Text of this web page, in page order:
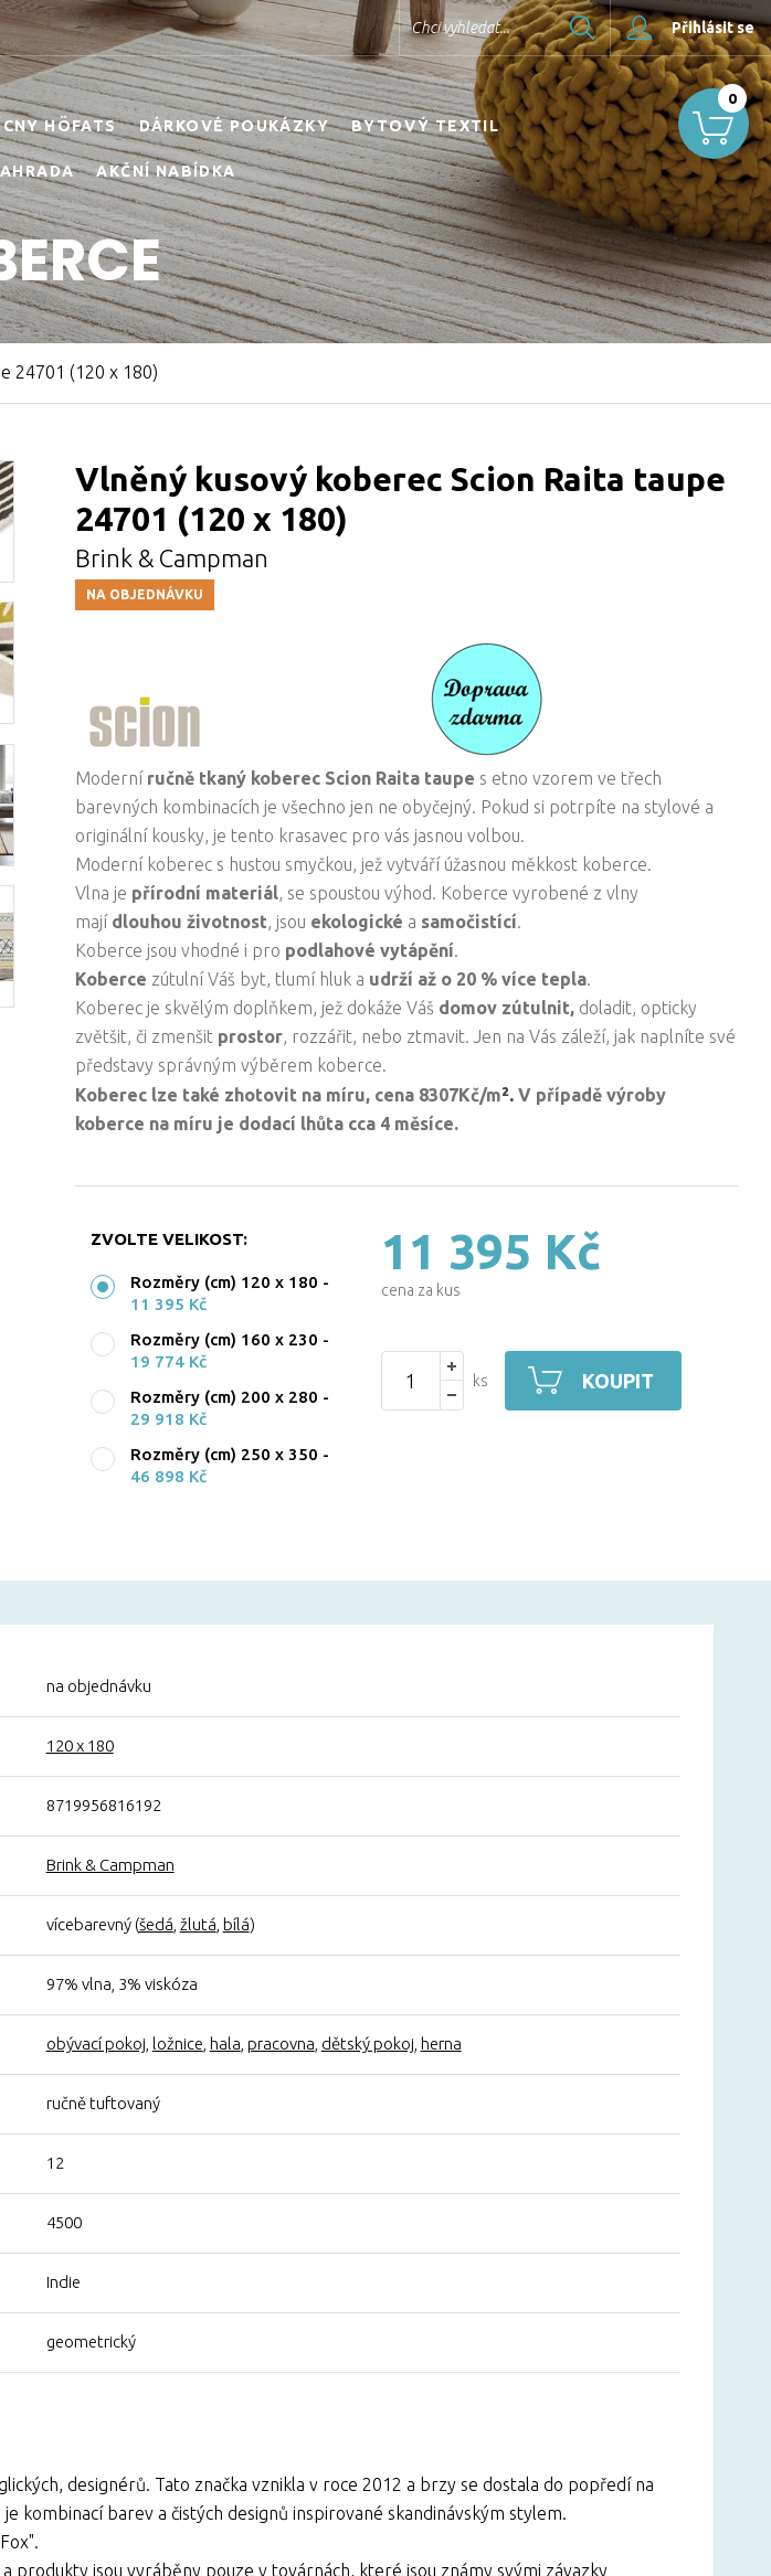
Přihlásit se
Chci vyhledat... Hledat
HÖFATS DÁRKOVÉ POUKÁZKY BYTOVÝ TEXTIL
AKČNÍ NABÍDKA
0
24701 (120 x 180)
Vlněný kusový koberec Scion Raita taupe
24701 (120 x 180)
Brink & Campman
NA OBJEDNÁVKU
Moderní ručně tkaný koberec Scion Raita taupe s etno vzorem ve třech
barevných kombinacích je všechno jen ne obyčejný. Pokud si potrpíte na stylové a
originální kousky, je tento krasavec pro vás jasnou volbou.
Moderní koberec s hustou smyčkou, jež vytváří úžasnou měkkost koberce.
Vlna je přírodní materiál, se spoustou výhod. Koberce vyrobené z vlny
mají dlouhou životnost, jsou ekologické a samočistící.
Koberce jsou vhodné i pro podlahové vytápění.
Koberce zútulní Váš byt, tlumí hluk a udrží až o 20 % více tepla.
Koberec je skvělým doplňkem, jež dokáže Váš domov zútulnit, doladit, opticky
zvětšit, či zmenšit prostor, rozzářit, nebo ztmavit. Jen na Vás záleží, jak naplníte své
představy správným výběrem koberce.
Koberec lze také zhotovit na míru, cena 8307Kč/m².V případě výroby
koberce na míru je dodací lhůta cca 4 měsíce.
ZVOLTE VELIKOST:
Rozměry (cm) 120 x 180 -
11 395 Kč
Rozměry (cm) 160 x 230 -
19 774 Kč
Rozměry (cm) 200 x 280 -
29 918 Kč
Rozměry (cm) 250 x 350 -
46 898 Kč
11 395 Kč
cena za kus
ks KOUPIT
na objednávku
120 x 180
8719956816192
Brink & Campman
vícebarevný (šedá žlutá bílá)
97% vlna, 3% viskóza
obývací pokoj ložnice hala pracovna dětský pokoj herna
ručně tuftovaný
12
4500
Indie
geometrický
designérů. Tato značka vznikla v roce 2012 a brzy se dostala do popředí na
kombinací barev a čistých designů inspirované skandinávským stylem.
produkty jsou vyráběny pouze v továrnách, které jsou známy svými závazky